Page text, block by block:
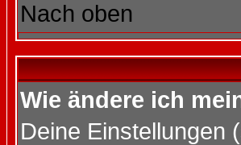
Nach oben
Wie ändere ich
Deine Einstellungen